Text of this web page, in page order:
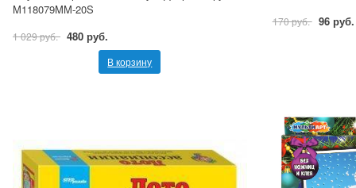
M118079MM-20S
1 029 руб. 480 руб.
В корзину
170 руб. 96 руб.